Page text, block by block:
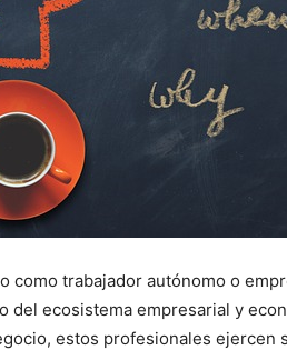
como trabajador autónomo o
del ecosistema empresarial y
estos profesionales ejercen